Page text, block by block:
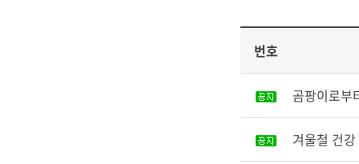
번호
곰팡이로부
겨울철 건